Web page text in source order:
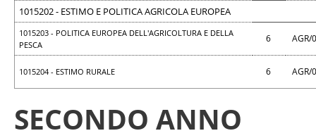
1015202 - ESTIMO E POLITICA AGRICOLA EUROPEA
1015203 - POLITICA EUROPEA DELL'AGRICOLTURA E DELLA
PESCA
6 AGR/
1015204 - ESTIMO RURALE 6 AGR/
SECONDO ANNO